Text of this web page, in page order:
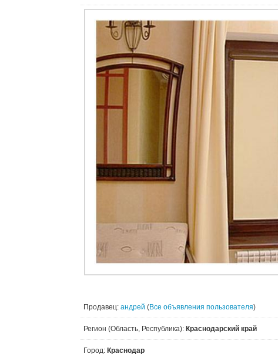
Продавец: андрей (Все объявления пользователя)
Регион (Область, Республика): Краснодарский край
Город: Краснодар